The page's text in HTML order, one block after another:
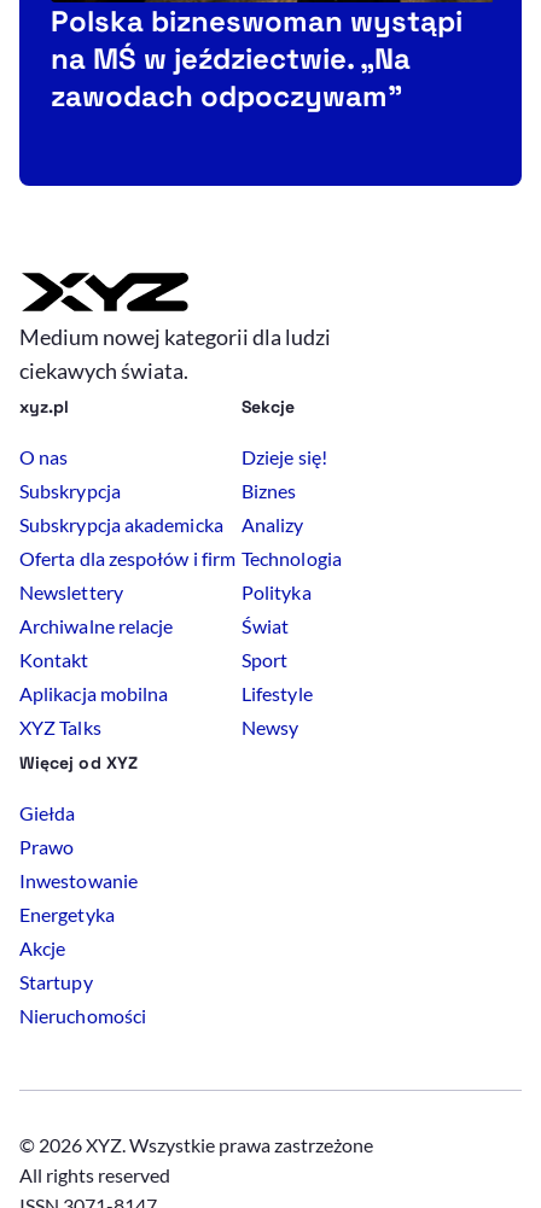
Polska bizneswoman wystąpi
na MŚ w jeździectwie. „Na
zawodach odpoczywam”
Medium nowej kategorii dla ludzi
ciekawych świata.
xyz.pl
O nas
Subskrypcja
Subskrypcja akademicka
Oferta dla zespołów i firm
Newslettery
Archiwalne relacje
Kontakt
Aplikacja mobilna
XYZ Talks
Sekcje
Dzieje się!
Biznes
Analizy
Technologia
Polityka
Świat
Sport
Lifestyle
Newsy
Więcej od XYZ
Giełda
Prawo
Inwestowanie
Energetyka
Akcje
Startupy
Nieruchomości
© 2026 XYZ. Wszystkie prawa zastrzeżone
All rights reserved